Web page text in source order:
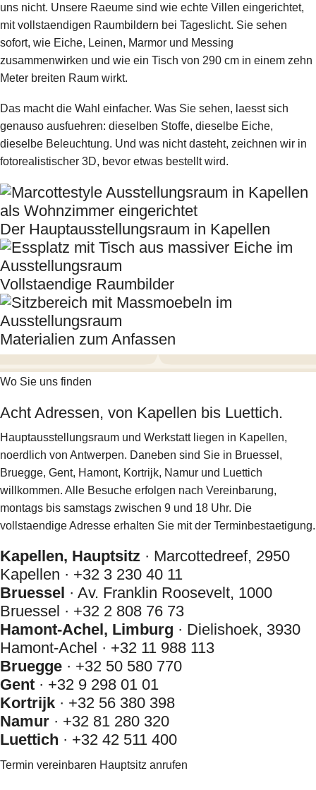
uns nicht. Unsere Raeume sind wie echte Villen eingerichtet,
mit vollstaendigen Raumbildern bei Tageslicht. Sie sehen
sofort, wie Eiche, Leinen, Marmor und Messing
zusammenwirken und wie ein Tisch von 290 cm in einem zehn
Meter breiten Raum wirkt.
Das macht die Wahl einfacher. Was Sie sehen, laesst sich
genauso ausfuehren: dieselben Stoffe, dieselbe Eiche,
dieselbe Beleuchtung. Und was nicht dasteht, zeichnen wir in
fotorealistischer 3D, bevor etwas bestellt wird.
Der Hauptausstellungsraum in Kapellen
Vollstaendige Raumbilder
Materialien zum Anfassen
Wo Sie uns finden
Acht Adressen, von Kapellen bis Luettich.
Hauptausstellungsraum und Werkstatt liegen in Kapellen,
noerdlich von Antwerpen. Daneben sind Sie in Bruessel,
Bruegge, Gent, Hamont, Kortrijk, Namur und Luettich
willkommen. Alle Besuche erfolgen nach Vereinbarung,
montags bis samstags zwischen 9 und 18 Uhr. Die
vollstaendige Adresse erhalten Sie mit der Terminbestaetigung.
Kapellen, Hauptsitz · Marcottedreef, 2950
Kapellen · +32 3 230 40 11
Bruessel · Av. Franklin Roosevelt, 1000
Bruessel · +32 2 808 76 73
Hamont-Achel, Limburg · Dielishoek, 3930
Hamont-Achel · +32 11 988 113
Bruegge · +32 50 580 770
Gent · +32 9 298 01 01
Kortrijk · +32 56 380 398
Namur · +32 81 280 320
Luettich · +32 42 511 400
Termin vereinbaren Hauptsitz anrufen